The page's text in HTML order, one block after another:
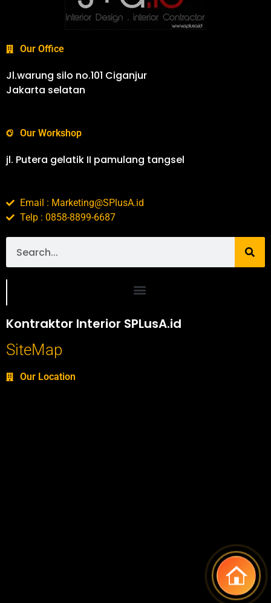
Our Office
Jl.warung silo no.101 Ciganjur
Jakarta selatan
Our Workshop
jl. Putera gelatik II pamulang tangsel
Email : Marketing@SPlusA.id
Telp : 0858-8899-6687
Kontraktor Interior SPLusA.id
SiteMap
Our Location